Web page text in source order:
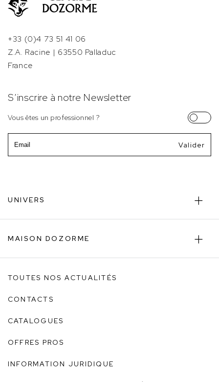
+33 (0)4 73 51 41 06
Z.A. Racine | 63550 Palladuc
France
S’inscrire à notre Newsletter
Vous êtes un professionnel ?
UNIVERS
MAISON DOZORME
TOUTES NOS ACTUALITÉS
CONTACTS
CATALOGUES
OFFRES PROS
INFORMATION JURIDIQUE